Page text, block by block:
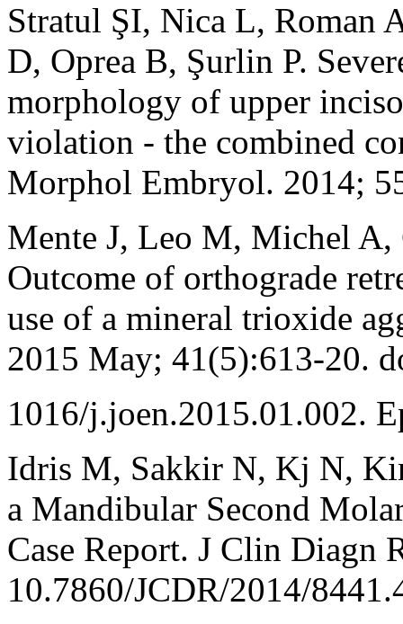
Stratul ŞI, Nica L, Roman
D, Oprea B, Şurlin P.
morphology of upper
violation - the combined
Morphol Embryol. 2014;
Mente J, Leo M, Michel A,
Outcome of orthograde
use of a mineral trioxide
2015 May; 41(5):613-20.
1016/j.joen.2015.01.002.
Idris M, Sakkir N, Kj N,
a Mandibular Second
Case Report. J Clin Diagn
10.7860/JCDR/2014/